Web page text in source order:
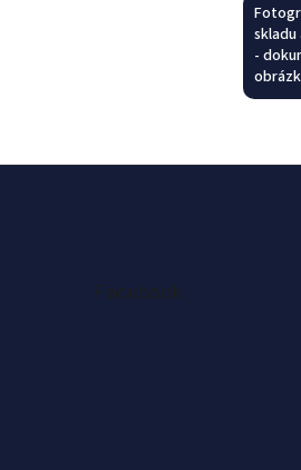
-
Facebook